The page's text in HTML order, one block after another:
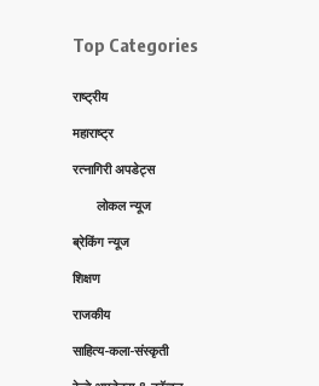
Top Categories
राष्ट्रीय
महाराष्ट्र
रत्नागिरी अपडेट्स
लोकल न्यूज
ब्रेकिंग न्यूज
शिक्षण
राजकीय
साहित्य-कला-संस्कृती